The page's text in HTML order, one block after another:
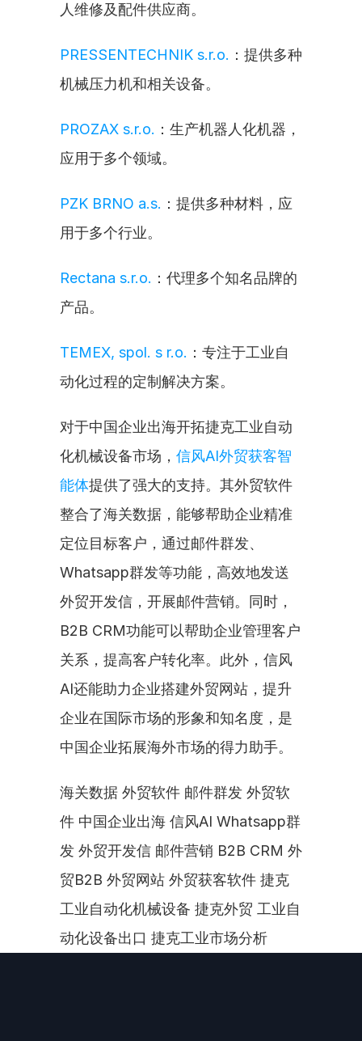
人维修及配件供应商。
PRESSENTECHNIK s.r.o. ：提供多种
机械压力机和相关设备。
PROZAX s.r.o. ：生产机器人化机器，
应用于多个领域。
PZK BRNO a.s. ：提供多种材料，应
用于多个行业。
Rectana s.r.o. ：代理多个知名品牌的
产品。
TEMEX, spol. s r.o. ：专注于工业自
动化过程的定制解决方案。
对于中国企业出海开拓捷克工业自动
化机械设备市场， 信风AI外贸获客智
能体提供了强大的支持。其外贸软件
整合了海关数据，能够帮助企业精准
定位目标客户，通过邮件群发、
Whatsapp群发等功能，高效地发送
外贸开发信，开展邮件营销。同时，
B2B CRM功能可以帮助企业管理客户
关系，提高客户转化率。此外，信风
AI还能助力企业搭建外贸网站，提升
企业在国际市场的形象和知名度，是
中国企业拓展海外市场的得力助手。
海关数据 外贸软件 邮件群发 外贸软
件 中国企业出海 信风AI Whatsapp群
发 外贸开发信 邮件营销 B2B CRM 外
贸B2B 外贸网站 外贸获客软件 捷克
工业自动化机械设备 捷克外贸 工业自
动化设备出口 捷克工业市场分析